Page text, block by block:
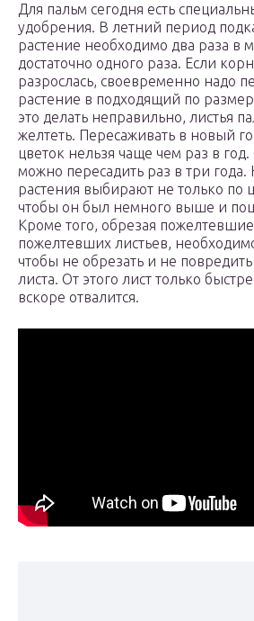
Для пальм сегодня есть
удобрения. В летний период
растение необходимо два раза в
достаточно одного раза. Если
разрослась, своевременно надо
растение в подходящий по
это делать неправильно, листья
желтеть. Пересаживать в новый
цветок нельзя чаще чем раз в
можно пересадить раз в три
растения выбирают не только по
чтобы он был немного выше и
Кроме того, обрезая
пожелтевших листьев,
чтобы не обрезать и не
листа. От этого лист только
вскоре отвалится.